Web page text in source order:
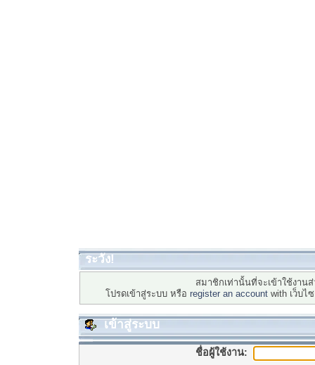
ระวัง!
สมาชิกเท่านั้นที่จะเข้าใช้งาน
โปรดเข้าสู่ระบบ หรือ register an account with เว็บ
เข้าสู่ระบบ
ชื่อผู้ใช้งาน: